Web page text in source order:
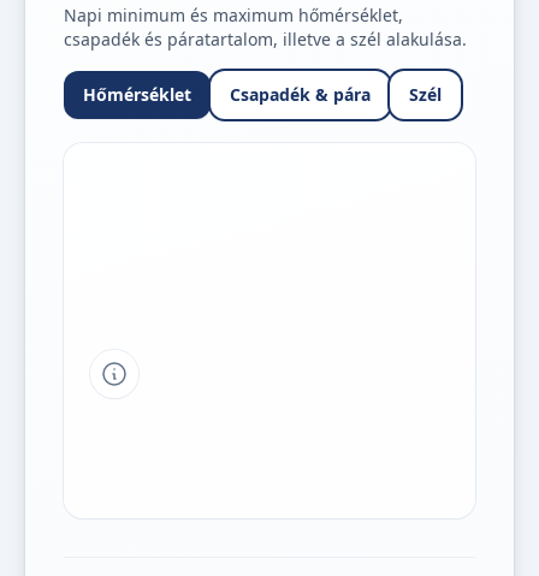
Napi minimum és maximum hőmérséklet,
csapadék és páratartalom, illetve a szél alakulása.
Hőmérséklet Csapadék & pára Szél
Tipp a grafikon jelmagyarázatához